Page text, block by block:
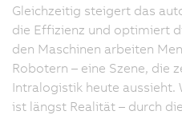
Gleichzeitig steigert das
die Effizienz und optimiert
den Maschinen arbeiten
Robotern – eine Szene, die
Intralogistik heute aussieht.
ist längst Realität – durch